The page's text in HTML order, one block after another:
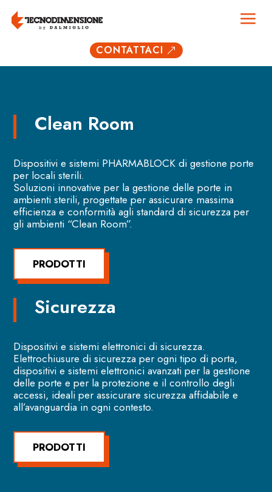
a
CONTATTACI &
Clean Room
Dispositivi e sistemi PHARMABLOCK di gestione porte
per locali sterili.
Soluzioni innovative per la gestione delle porte in
ambienti sterili, progettate per assicurare massima
efficienza e conformità agli standard di sicurezza per
gli ambienti “Clean Room”.
PRODOTTI
Sicurezza
Dispositivi e sistemi elettronici di sicurezza.
Elettrochiusure di sicurezza per ogni tipo di porta,
dispositivi e sistemi elettronici avanzati per la gestione
delle porte e per la protezione e il controllo degli
accessi, ideali per assicurare sicurezza affidabile e
all’avanguardia in ogni contesto.
PRODOTTI